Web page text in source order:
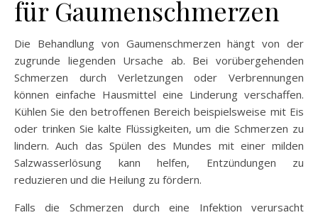
für Gaumenschmerzen
Die Behandlung von Gaumenschmerzen hängt von der
zugrunde liegenden Ursache ab. Bei vorübergehenden
Schmerzen durch Verletzungen oder Verbrennungen
können einfache Hausmittel eine Linderung verschaffen.
Kühlen Sie den betroffenen Bereich beispielsweise mit Eis
oder trinken Sie kalte Flüssigkeiten, um die Schmerzen zu
lindern. Auch das Spülen des Mundes mit einer milden
Salzwasserlösung kann helfen, Entzündungen zu
reduzieren und die Heilung zu fördern.
Falls die Schmerzen durch eine Infektion verursacht